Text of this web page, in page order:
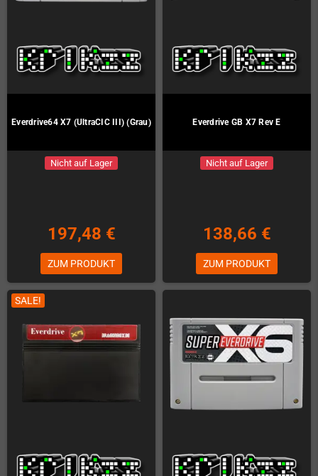
Everdrive64 X7 (UltraCIC III) (Grau)
Nicht auf Lager
197,48 €
ZUM PRODUKT
Everdrive GB X7 Rev E
Nicht auf Lager
138,66 €
ZUM PRODUKT
SALE!